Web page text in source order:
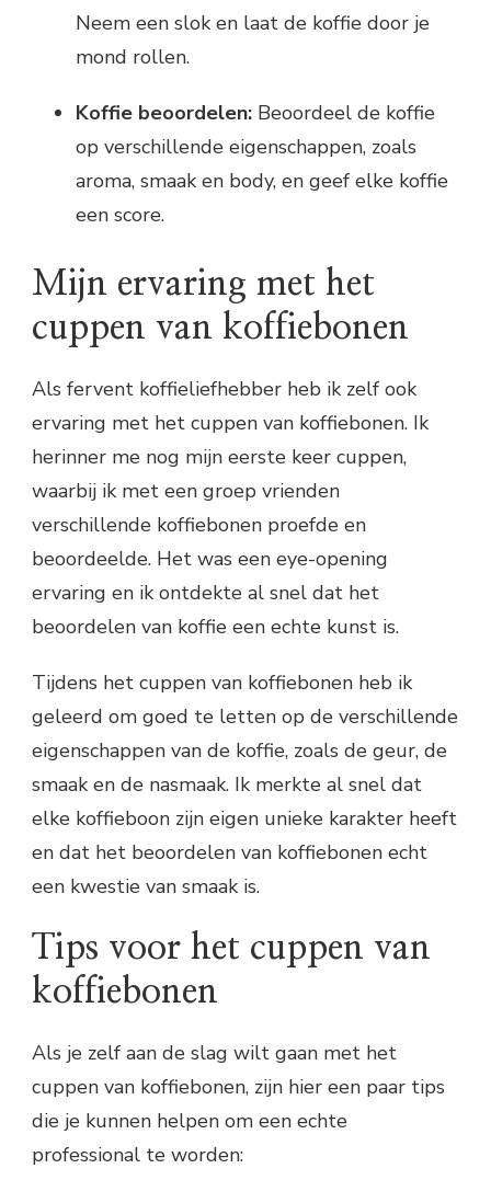
Neem een slok en laat de koffie door je
mond rollen.
Koffie beoordelen: Beoordeel de koffie
op verschillende eigenschappen, zoals
aroma, smaak en body, en geef elke koffie
een score.
Mijn ervaring met het
cuppen van koffiebonen
Als fervent koffieliefhebber heb ik zelf ook
ervaring met het cuppen van koffiebonen. Ik
herinner me nog mijn eerste keer cuppen,
waarbij ik met een groep vrienden
verschillende koffiebonen proefde en
beoordeelde. Het was een eye-opening
ervaring en ik ontdekte al snel dat het
beoordelen van koffie een echte kunst is.
Tijdens het cuppen van koffiebonen heb ik
geleerd om goed te letten op de verschillende
eigenschappen van de koffie, zoals de geur, de
smaak en de nasmaak. Ik merkte al snel dat
elke koffieboon zijn eigen unieke karakter heeft
en dat het beoordelen van koffiebonen echt
een kwestie van smaak is.
Tips voor het cuppen van
koffiebonen
Als je zelf aan de slag wilt gaan met het
cuppen van koffiebonen, zijn hier een paar tips
die je kunnen helpen om een echte
professional te worden: